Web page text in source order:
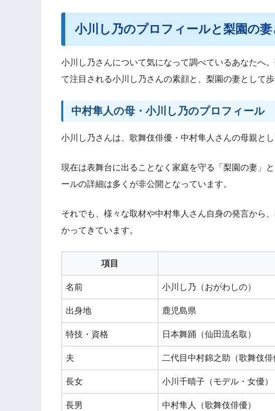
小川し乃のプロフィールと梨園の
小川し乃さんについて気になって調べているあなたへ
て注目される小川し乃さんの素顔と、梨園の妻として
中村隼人の母・小川し乃のプロフィール
小川し乃さんは、歌舞伎俳優・中村隼人さんの母親と
現在は表舞台に出ることなく家庭を守る「梨園の妻」
ールの詳細は多くが非公開となっています。
それでも、様々な取材や中村隼人さん自身の発言から
かってきています。
項目
名前 小川し乃（おがわしの）
出身地 鹿児島県
特技・資格 日本舞踊（仙田流名取）
夫 二代目中村錦之助（歌舞伎俳
長女 小川千晴子（モデル・女優）
長男 中村隼人（歌舞伎俳優）